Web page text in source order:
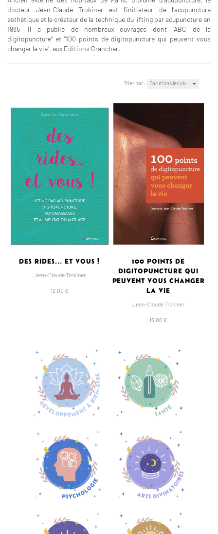
docteur Jean-Claude Trokiner est l’initiateur de l’acupuncture
esthétique et le créateur de la technique du lifting par acupuncture en
1985. Il a publié de nombreux ouvrages dont "ABC de la
digitopuncture" et "100 points de digitopuncture qui peuvent vous
changer la vie", aux Éditions Grancher.
Trier par : Parutions les plu…
DES RIDES... ET VOUS !
Jean-Claude Trokiner
12,00 €
100 POINTS DE
DIGITOPUNCTURE QUI
PEUVENT VOUS CHANGER
LA VIE
Jean-Claude Trokiner
16,00 €